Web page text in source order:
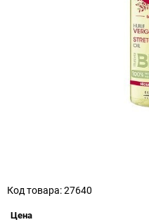
Код товара: 27640
Цена